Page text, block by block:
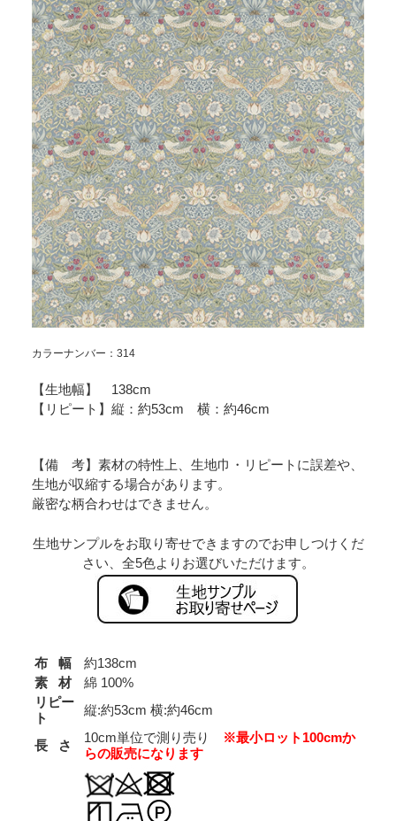
カラーナンバー：314
【生地幅】 138cm
【リピート】縦：約53cm 横：約46cm
【備 考】素材の特性上、生地巾・リピートに誤差や、
生地が収縮する場合があります。
厳密な柄合わせはできません。
生地サンプルをお取り寄せできますのでお申しつけくだ
さい、全5色よりお選びいただけます。
布 幅
約138cm
素 材
綿 100%
リピー
ト
縦:約53cm 横:約46cm
長 さ
10cm単位で測り売り
※最小ロット100cmか
らの販売になります